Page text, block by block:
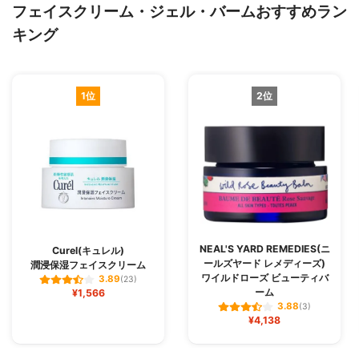
フェイスクリーム・ジェル・バームおすすめラン
キング
1位
Curel(キュレル)
潤浸保湿フェイスクリーム
3.89(23)
¥1,566
2位
NEAL'S YARD REMEDIES(ニ
ールズヤード レメディーズ)
ワイルドローズ ビューティバ
ーム
3.88(3)
¥4,138